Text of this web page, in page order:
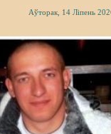
Аўторак, 14 Ліпень